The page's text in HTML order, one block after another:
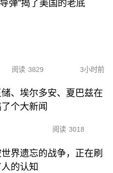
弹”揭了美国的老底
阅读 3829 3小时前
、埃尔多安、夏巴兹在
个大新闻
阅读 3018
界遗忘的战争，正在刷
的认知